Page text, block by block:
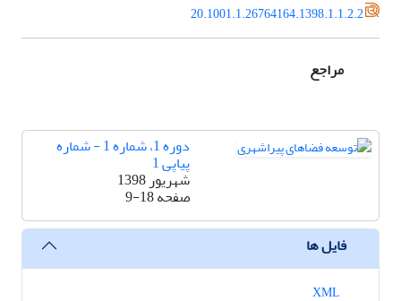
20.1001.1.26764164.1398.1.1.2.2
مراجع
دوره 1، شماره 1 - شماره
پیاپی 1
شهریور 1398
صفحه9-18
فایل ها